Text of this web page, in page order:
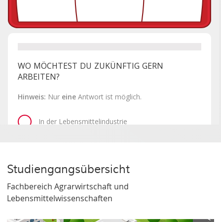
Studiengangsübersicht
Fachbereich Agrarwirtschaft und
Lebensmittelwissenschaften